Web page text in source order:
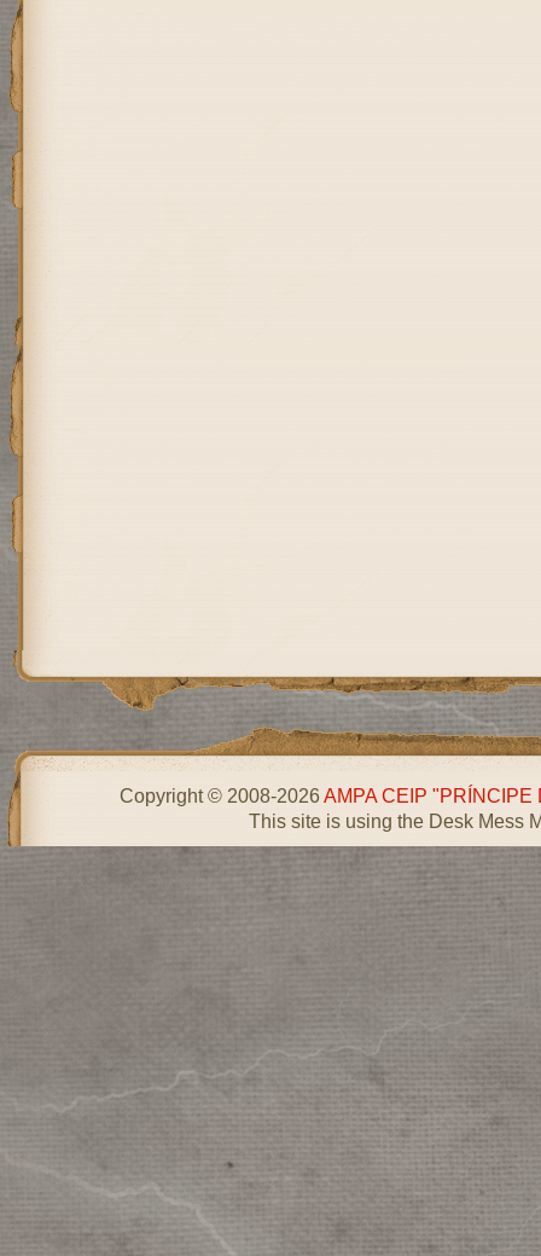
Copyright © 2008-2026AMPA CEIP "PRÍNCIPE
This site is using the Desk Mess